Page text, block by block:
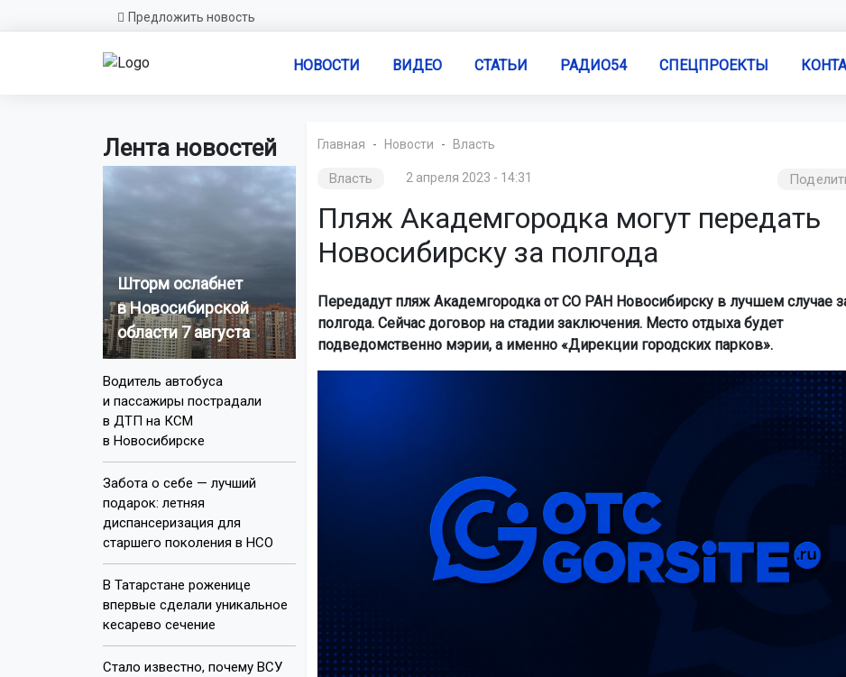
Предложить новость
НОВОСТИ ВИДЕО СТАТЬИ РАДИО54 СПЕЦПРОЕКТЫ
Лента новостей
Шторм ослабнет
в Новосибирской
области 7 августа
Водитель автобуса
и пассажиры пострадали
в ДТП на КСМ
в Новосибирске
Забота о себе — лучший
подарок: летняя
диспансеризация для
старшего поколения в НСО
В Татарстане роженице
впервые сделали уникальное
кесарево сечение
Стало известно, почему ВСУ
Главная Новости Власть
Власть 2 апреля 2023 - 14:31
Пляж Академгородка могут передать
Новосибирску за полгода
Передадут пляж Академгородка от СО РАН Новосибирску в лучшем случае
полгода. Сейчас договор на стадии заключения. Место отдыха будет
подведомственно мэрии, а именно «Дирекции городских парков».